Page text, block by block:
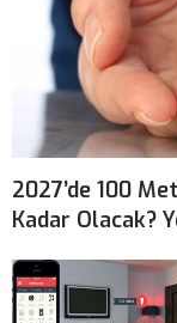
2027’de 100
Kadar Olacak?